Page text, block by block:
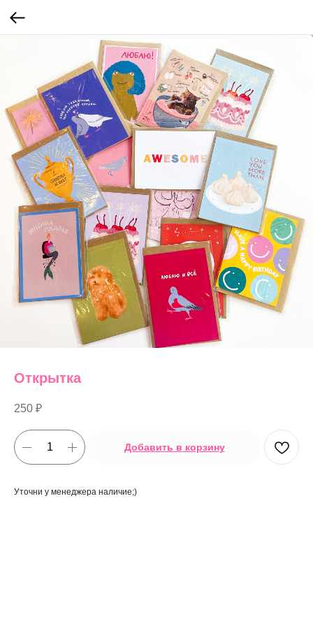
Открытка
250 ₽
Добавить в корзину
Уточни у менеджера наличие;)